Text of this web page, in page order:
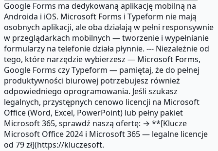
Google Forms ma dedykowaną aplikację mobilną na
Androida i iOS. Microsoft Forms i Typeform nie mają
osobnych aplikacji, ale oba działają w pełni responsywnie
w przeglądarkach mobilnych — tworzenie i wypełnianie
formularzy na telefonie działa płynnie. --- Niezależnie od
tego, które narzędzie wybierzesz — Microsoft Forms,
Google Forms czy Typeform — pamiętaj, że do pełnej
produktywności biurowej potrzebujesz również
odpowiedniego oprogramowania. Jeśli szukasz
legalnych, przystępnych cenowo licencji na Microsoft
Office (Word, Excel, PowerPoint) lub pełny pakiet
Microsoft 365, sprawdź naszą ofertę: → **[Klucze
Microsoft Office 2024 i Microsoft 365 — legalne licencje
od 79 zł](https://kluczesoft.